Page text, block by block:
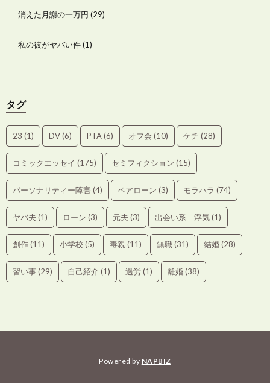
消えた月謝の一万円 (29)
私の彼がヤバい件(1)
タグ
23 (1) DV(6) PTA(6) オフ会 (10) ケチ (28)
コミックエッセイ (175) セミフィクション (15)
パーソナリティー障害(4) ペアローン (3) モラハラ (74)
ヤバ夫 (1) ローン (3) 元夫 (3) 出会い系 浮気(1)
創作(11) 小学校 (5) 毒親 (11) 無職(31) 結婚(28)
習い事(29) 自己紹介 (1) 過労(1) 離婚(38)
Powered by NAPBIZ